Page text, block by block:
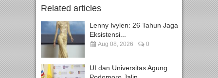
Related articles
Lenny Ivylen: 26 Tahun Jaga
Eksistensi...
Aug 08, 2026 0
UI dan Universitas Agung